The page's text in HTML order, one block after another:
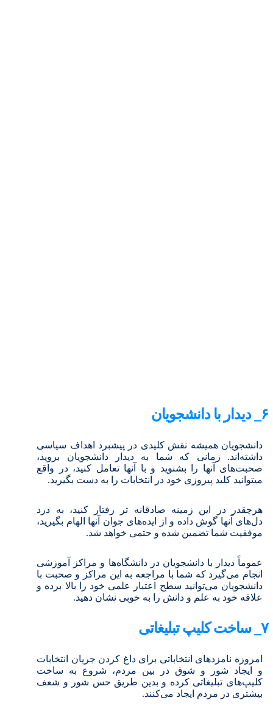
۶_ دیدار با دانشجویان
دانشجویان همیشه نقش کلیدی در پیشبرد اهداف سیاسی
داشته‌اند. زمانی که شما به دیدار دانشجویان بروید،
صحبت‌های آنها را بشنوید و با آنها تعامل کنید، در واقع
میتوانید کلید پیروزی خود در انتخابات را به دست بگیرید.
هرچقدر در این زمینه صادقانه تر رفتار کنید، به درد
دل‌های آنها گوش داده و از ایده‌های جوان آنها الهام بگیرید،
موفقیت شما تضمین شده و حتمی خواهد شد.
عموماً دیدار با دانشجویان در دانشگاه‌ها و مراکز آموزشی
انجام می‌گیرد که شما با مراجعه به این مراکز و صحبت با
دانشجویان می‌توانید سطح اعتبار علمی خود را بالا برده و
علاقه خود به علم و دانش را به خوبی نشان دهید.
۷_ ساخت کلیپ تبلیغاتی
امروزه نامزدهای انتخاباتی برای داغ کردن جریان انتخابات
و ایجاد شور و شوق در بین مردم، شروع به ساخت
کلیپ‌های تبلیغاتی کرده و بدین طریق حس شور و شعف
بیشتری در مردم ایجاد می‌کنند.